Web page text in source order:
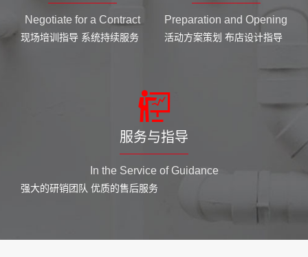
Negotiate for a Contract
现场培训指导 系统持续服务
Preparation and Opening
活动方案策划 布店设计指导
服务与指导
In the Service of Guidance
强大的研销团队 优质的售后服务